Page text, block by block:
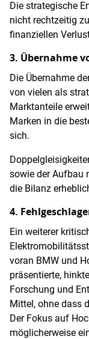
Die strategische
nicht rechtzeitig
finanziellen
3. Übernahme
Die Übernahme
von vielen als
Marktanteile
Marken in die
sich.
sowie der Aufbau
die Bilanz
4.
Ein weiterer
voran BMW und
präsentierte,
Forschung und
Mittel, ohne dass
Der Fokus auf
möglicherweise